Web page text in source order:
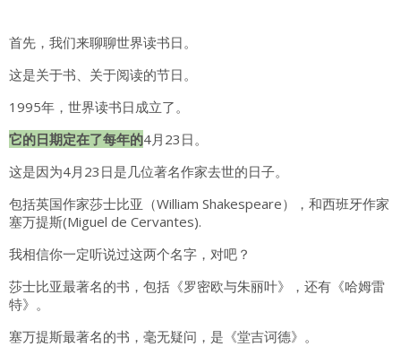
首先，我们来聊聊世界读书日。
这是关于书、关于阅读的节日。
1995年，世界读书日成立了。
它的日期定在了每年的4月23日。
这是因为4月23日是几位著名作家去世的日子。
包括英国作家莎士比亚（William Shakespeare），和西班牙作家
塞万提斯(Miguel de Cervantes).
我相信你一定听说过这两个名字，对吧？
莎士比亚最著名的书，包括《罗密欧与朱丽叶》，还有《哈姆雷
特》。
塞万提斯最著名的书，毫无疑问，是《堂吉诃德》。